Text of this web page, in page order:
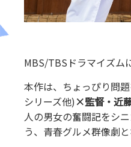
MBS/TBSドラマイズム
本作は、ちょっぴり問
シリーズ他)×監督・近
人の男女の奮闘記をシ
う、青春グルメ群像劇と